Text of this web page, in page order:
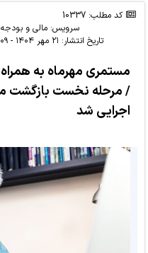
کد مطلب: 10337
سرویس:مالی و بودجه
تاریخ انتشار: ۲۱ مهر ۱۴۰۴ - ۱۶:۰۹
اجرایی شد